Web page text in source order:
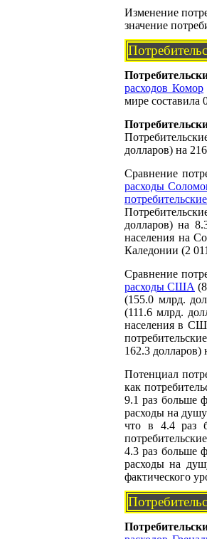
Изменение
значение
расходов Комор
мире составила
долларов) на
Сравнение
расходы
долларов) на
населения на
Каледонии (2
Сравнение
расходы США
(155.0 млрд.
(111.6 млрд.
населения в
162.3 долларов)
Потенциал
как
9.1 раз больше
расходы на
что в 4.4 раз
4.3 раз больше
расходы на
фактического